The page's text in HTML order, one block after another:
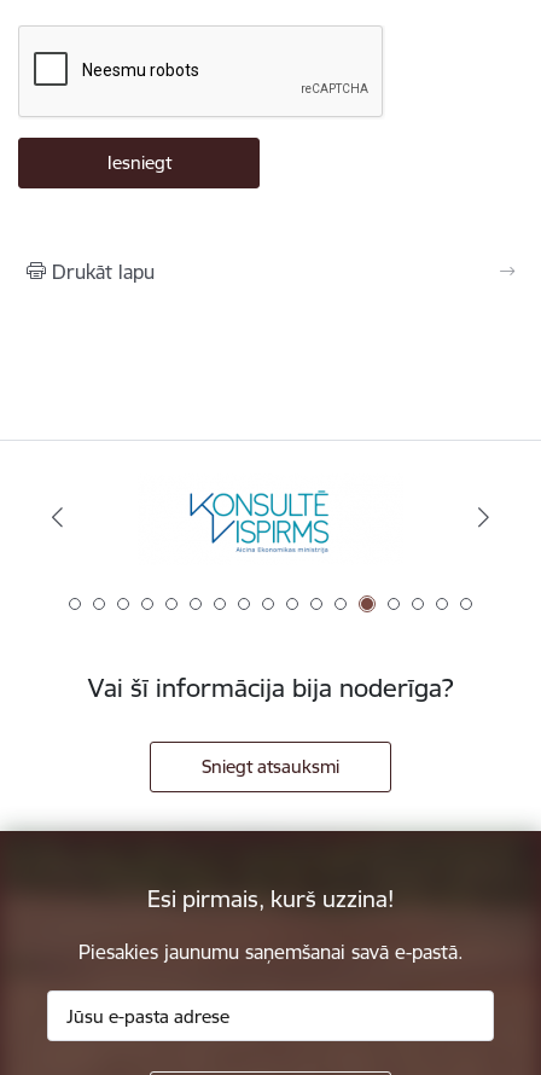
Drukāt lapu
Vai šī informācija bija noderīga?
Sniegt atsauksmi
Esi pirmais, kurš uzzina!
Piesakies jaunumu saņemšanai savā e-pastā.